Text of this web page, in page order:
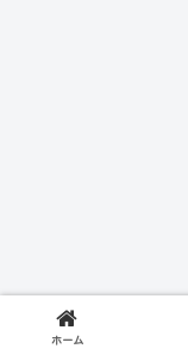
ホーム